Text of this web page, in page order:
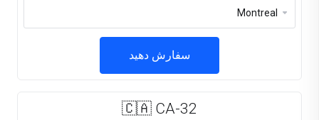
سفارش دهید
🇨🇦 CA-32